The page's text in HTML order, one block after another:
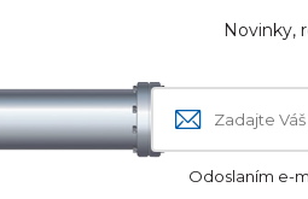
Novinky,
Odoslaním e-